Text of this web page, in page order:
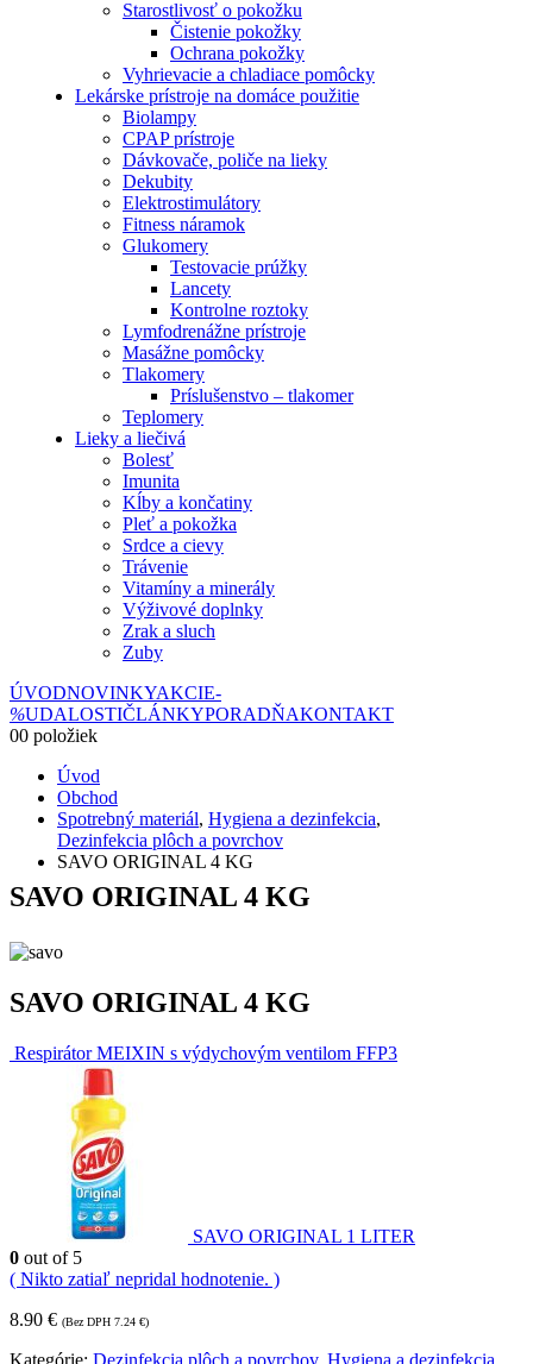
Starostlivosť o pokožku
Čistenie pokožky
Ochrana pokožky
Vyhrievacie a chladiace pomôcky
Lekárske prístroje na domáce použitie
Biolampy
CPAP prístroje
Dávkovače, poliče na lieky
Dekubity
Elektrostimulátory
Fitness náramok
Glukomery
Testovacie prúžky
Lancety
Kontrolne roztoky
Lymfodrenážne prístroje
Masážne pomôcky
Tlakomery
Príslušenstvo – tlakomer
Teplomery
Lieky a liečivá
Bolesť
Imunita
Kĺby a končatiny
Pleť a pokožka
Srdce a cievy
Trávenie
Vitamíny a minerály
Výživové doplnky
Zrak a sluch
Zuby
ÚVODNOVINKYAKCIE-
%UDALOSTIČLÁNKYPORADŇAKONTAKT
00 položiek
Úvod
Obchod
Spotrebný materiál, Hygiena a dezinfekcia,
Dezinfekcia plôch a povrchov
SAVO ORIGINAL 4 KG
SAVO ORIGINAL 4 KG
SAVO ORIGINAL 4 KG
Respirátor MEIXIN s výdychovým ventilom FFP3
SAVO ORIGINAL 1 LITER
0 out of 5
( Nikto zatiaľ nepridal hodnotenie. )
8.90 € (Bez DPH 7.24 €)
Kategórie: Dezinfekcia plôch a povrchov, Hygiena a dezinfekcia